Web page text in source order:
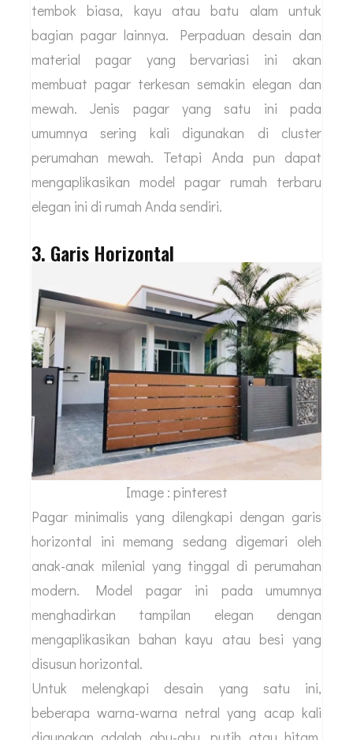
tembok biasa, kayu atau batu alam untuk
bagian pagar lainnya. Perpaduan desain dan
material pagar yang bervariasi ini akan
membuat pagar terkesan semakin elegan dan
mewah. Jenis pagar yang satu ini pada
umumnya sering kali digunakan di cluster
perumahan mewah. Tetapi Anda pun dapat
mengaplikasikan model pagar rumah terbaru
elegan ini di rumah Anda sendiri.
3. Garis Horizontal
Image : pinterest
Pagar minimalis yang dilengkapi dengan garis
horizontal ini memang sedang digemari oleh
anak-anak milenial yang tinggal di perumahan
modern. Model pagar ini pada umumnya
menghadirkan tampilan elegan dengan
mengaplikasikan bahan kayu atau besi yang
disusun horizontal.
Untuk melengkapi desain yang satu ini,
beberapa warna-warna netral yang acap kali